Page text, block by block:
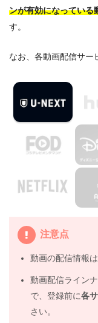
報
2.2『ミッショ
『ミッシ
タッフ
『ミッシ
語吹替版も楽し
3.『ミッション:
い人におすすめの
4. 映画『ミッシ
動画は
安全に見よう
5.
画フル無料視聴
ンが有効になっている
す。
なお、各動画配信サー
注意点
動画の配信情報
動画配信ライン
で、登録前に各
さい。